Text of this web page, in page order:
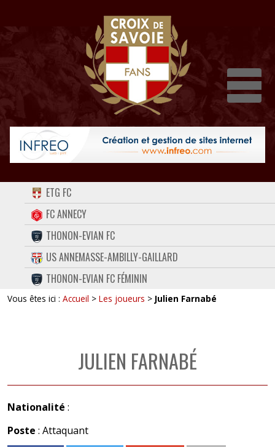
ACCUEIL
FORUM
CONTACT
FACEBOOK
TWITTER
ETG FC
FC ANNECY
THONON-EVIAN FC
US ANNEMASSE-AMBILLY-GAILLARD
THONON-EVIAN FC FÉMININ
Vous êtes ici : Accueil > Les joueurs > Julien Farnabé
JULIEN FARNABÉ
Nationalité :
Poste : Attaquant